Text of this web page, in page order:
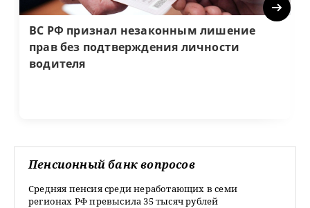
ВС РФ признал незаконным лишение
прав без подтверждения личности
водителя
Next
Пенсионный банк вопросов
Средняя пенсия среди неработающих в семи
регионах РФ превысила 35 тысяч рублей